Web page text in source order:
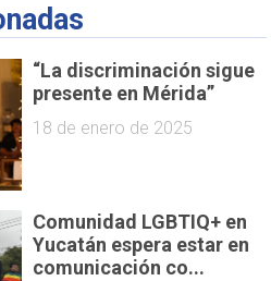
“La discriminación sigue
presente en Mérida”
18 de enero de 2025
Comunidad LGBTIQ+ en
Yucatán espera estar en
comunicación co...